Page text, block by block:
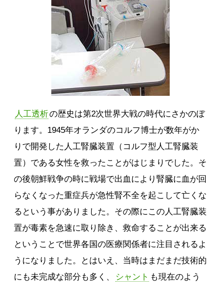
人工透析の歴史は第2次世界大戦の時代にさかのぼ
ります。1945年オランダのコルフ博士が数年がか
りで開発した人工腎臓装置（コルフ型人工腎臓装
置）である女性を救ったことがはじまりでした。そ
の後朝鮮戦争の時に戦場で出血により腎臓に血が回
らなくなった重症兵が急性腎不全を起こして亡くな
るという事がありました。その際にこの人工腎臓装
置が毒素を急速に取り除き、救命することが出来る
ということで世界各国の医療関係者に注目されるよ
うになりました。とはいえ、当時はまだまだ技術的
にも未完成な部分も多く、
シャント も現在のよう